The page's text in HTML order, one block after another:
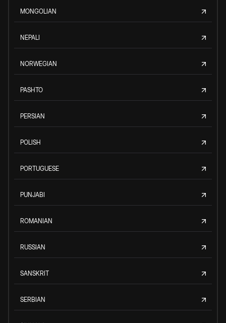
MONGOLIAN
NEPALI
NORWEGIAN
PASHTO
PERSIAN
POLISH
PORTUGUESE
PUNJABI
ROMANIAN
RUSSIAN
SANSKRIT
SERBIAN